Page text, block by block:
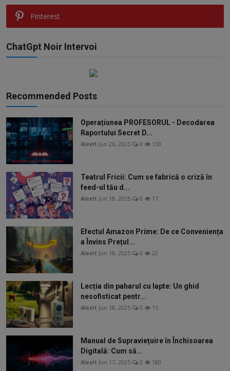
Pinterest
ChatGpt Noir Intervoi
Recommended Posts
Operațiunea PROFESORUL - Decodarea
Raportului Secret D...
AlexH Jun 26, 2025 0 130
Teatrul Fricii: Cum se fabrică o criză în
feed-ul tău d...
AlexH Jun 18, 2025 0 17
Efectul Amazon Prime: De ce Conveniența
a Învins Prețul...
AlexH Jun 18, 2025 0 22
Lecția din paharul cu lapte: Un ghid
nesofisticat pentr...
AlexH Jun 18, 2025 0 15
Manual de Supraviețuire în Închisoarea
Digitală: Cum să...
AlexH Jun 17, 2025 0 180